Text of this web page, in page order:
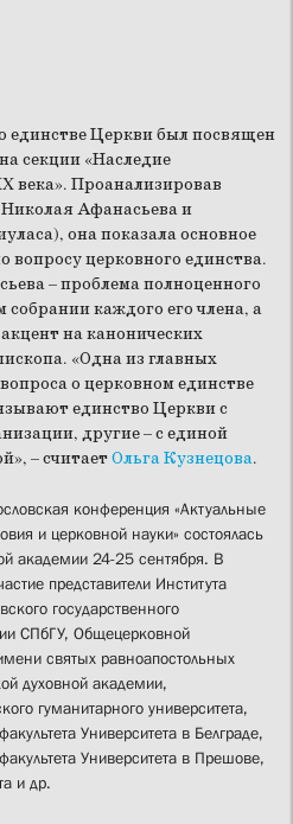
единстве Церкви был посвящен
на секции «Наследие
века». Проанализировав
Афанасьева и
она показала основное
вопросу церковного единства.
– проблема полноценного
собрании каждого его члена, а
на канонических
«Одна из главных
о церковном единстве
единство Церкви с
другие – с единой
– считаетОльга Кузнецова.
конференция «Актуальные
и церковной науки» состоялась
академии 24-25 сентября. В
представители Института
государственного
СПбГУ, Общецерковной
святых равноапостольных
духовной академии,
гуманитарного университета,
Университета в Белграде,
Университета в Прешове,
и др.